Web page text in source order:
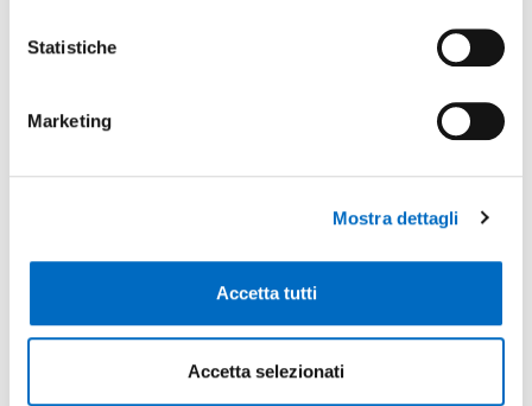
Statistiche
Marketing
Mostra dettagli
Accetta tutti
Accetta selezionati